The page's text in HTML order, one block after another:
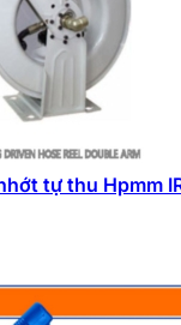
tự thu Hpmm